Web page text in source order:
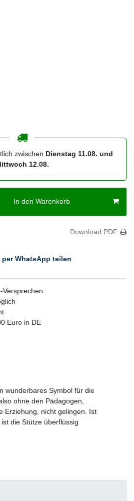
zwischen Dienstag 11.08. und
12.08.
In den Warenkorb
Download PDF
per WhatsApp teilen
Versprechen
Euro in DE
wunderbares Symbol für die
ohne den Pädagogen,
Erziehung, nicht gelingen. Ist
die Stütze überflüssig